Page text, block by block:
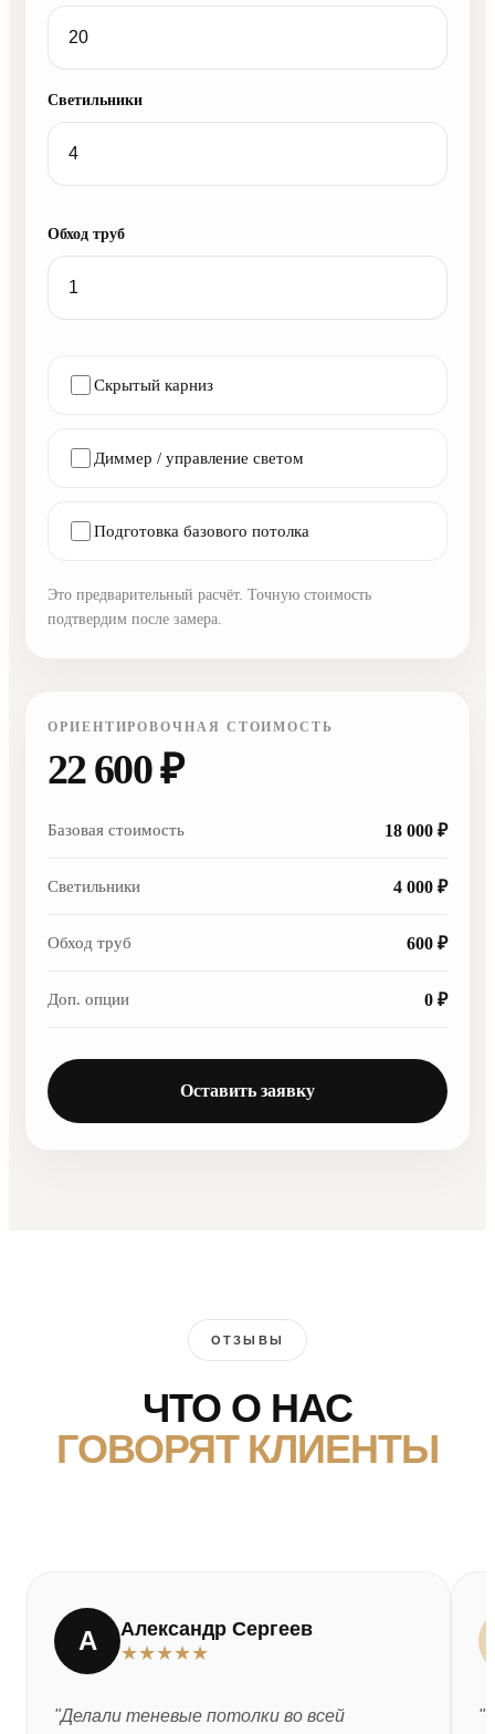
Светильники
Обход труб
Скрытый карниз
Диммер / управление светом
Подготовка базового потолка
Это предварительный расчёт. Точную стоимость
подтвердим после замера.
ОРИЕНТИРОВОЧНАЯ СТОИМОСТЬ
22 600 ₽
Базовая стоимость 18 000 ₽
Светильники 4 000 ₽
Обход труб 600 ₽
Доп. опции 0 ₽
Оставить заявку
ОТЗЫВЫ
ЧТО О НАС
ГОВОРЯТ КЛИЕНТЫ
А
Александр Сергеев
★★★★★
"Делали теневые потолки во всей